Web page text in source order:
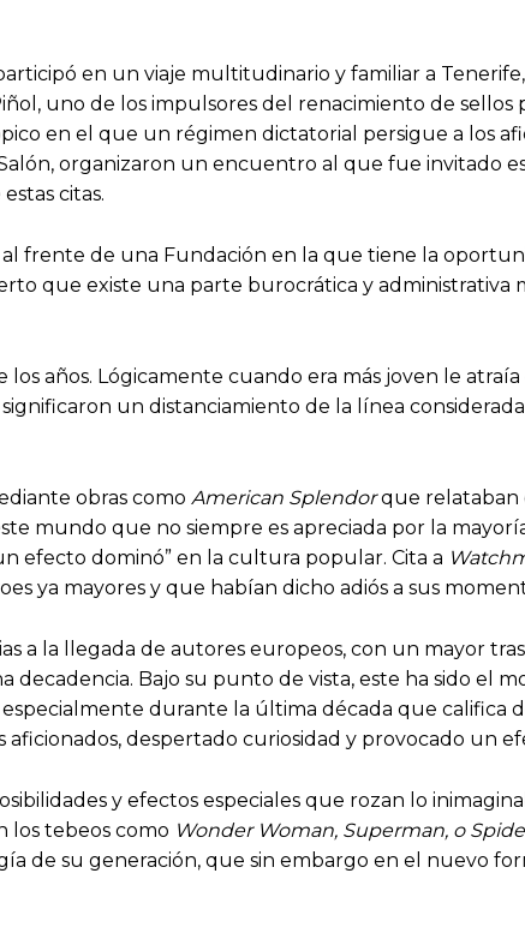
en un viaje multitudinario y familiar a
uno de los impulsores del renacimiento de sellos
en el que un régimen dictatorial persigue a los
organizaron un encuentro al que fue invitado
citas.
frente de una Fundación en la que tiene la
que existe una parte burocrática y administrativa
años. Lógicamente cuando era más joven le
un distanciamiento de la línea
obras como American Splendorque relataban
mundo que no siempre es apreciada por la
efecto dominó” en la cultura popular. Cita a
ya mayores y que habían dicho adiós a sus
a la llegada de autores europeos, con un mayor
Bajo su punto de vista, este ha sido el
durante la última década que califica
despertado curiosidad y provocado un
y efectos especiales que rozan lo
los tebeos como Wonder Woman, Superman, o
de su generación, que sin embargo en el nuevo